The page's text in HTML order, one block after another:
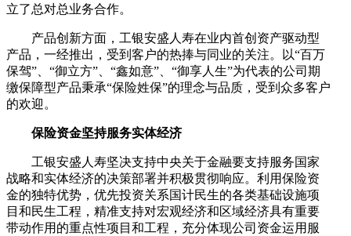
立了总对总业务合作。
产品创新方面，工银安盛人寿在业内首创资产驱动型
产品，一经推出，受到客户的热捧与同业的关注。以“百万
保驾”、“御立方”、“鑫如意”、“御享人生”为代表的公司期
缴保障型产品秉承“保险姓保”的理念与品质，受到众多客户
的欢迎。
保险资金坚持服务实体经济
工银安盛人寿坚决支持中央关于金融要支持服务国家
战略和实体经济的决策部署并积极贯彻响应。利用保险资
金的独特优势，优先投资关系国计民生的各类基础设施项
目和民生工程，精准支持对宏观经济和区域经济具有重要
带动作用的重点性项目和工程，充分体现公司资金运用服